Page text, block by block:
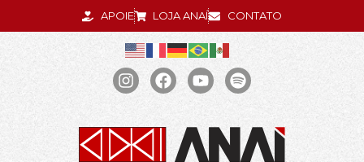
APOIE LOJA ANAÍ CONTATO